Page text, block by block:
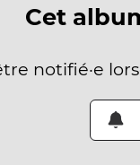
Cet
notifié·e